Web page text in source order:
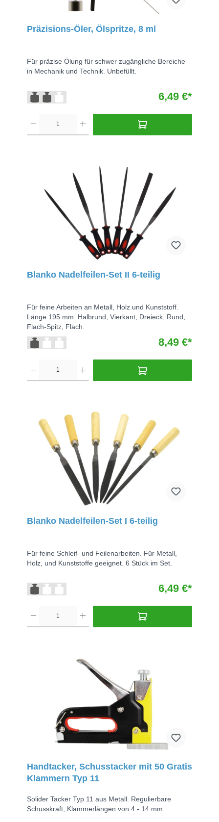
Präzisions-Öler, Ölspritze, 8 ml
Für präzise Ölung für schwer zugängliche Bereiche
in Mechanik und Technik. Unbefüllt.
6,49 €*
Blanko Nadelfeilen-Set II 6-teilig
Für feine Arbeiten an Metall, Holz und Kunststoff.
Länge 195 mm. Halbrund, Vierkant, Dreieck, Rund,
Flach-Spitz, Flach.
8,49 €*
Blanko Nadelfeilen-Set I 6-teilig
Für feine Schleif- und Feilenarbeiten. Für Metall,
Holz, und Kunststoffe geeignet. 6 Stück im Set.
6,49 €*
Handtacker, Schusstacker mit 50 Gratis
Klammern Typ 11
Solider Tacker Typ 11 aus Metall. Regulierbare
Schusskraft, Klammerlängen von 4 - 14 mm.